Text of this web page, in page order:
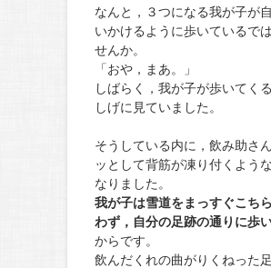
なんと，３つになる我が子が
いかけるように歩いているで
せんか。
「おや，まあ。」
しばらく，我が子が歩いてく
しげに見ていました。
そうしている内に，飲み助さ
ッとして背筋が凍り付くよう
なりました。
我が子は雪道をまっすぐこち
わず，自分の足跡の通りに歩
からです。
飲んだくれの曲がりくねった